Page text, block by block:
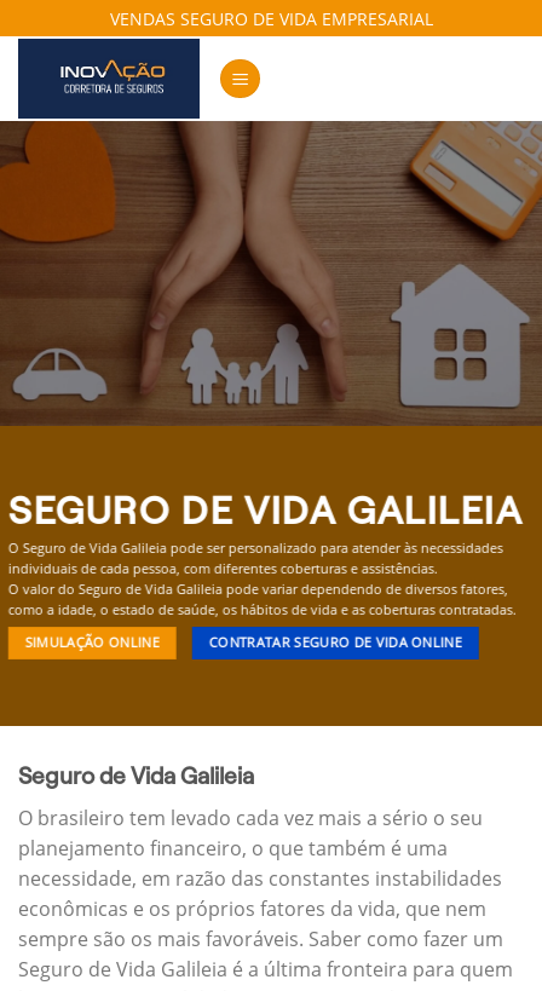
to
content
VENDAS SEGURO DE VIDA EMPRESARIAL
SEGURO DE VIDA GALILEIA
O Seguro de Vida Galileia pode ser personalizado para atender às necessidades
individuais de cada pessoa, com diferentes coberturas e assistências.
O valor do Seguro de Vida Galileia pode variar dependendo de diversos fatores,
como a idade, o estado de saúde, os hábitos de vida e as coberturas contratadas.
SIMULAÇÃO ONLINE CONTRATAR SEGURO DE VIDA ONLINE
Seguro de Vida Galileia
O brasileiro tem levado cada vez mais a sério o seu
planejamento financeiro, o que também é uma
necessidade, em razão das constantes instabilidades
econômicas e os próprios fatores da vida, que nem
sempre são os mais favoráveis. Saber como fazer um
Seguro de Vida Galileia é a última fronteira para quem